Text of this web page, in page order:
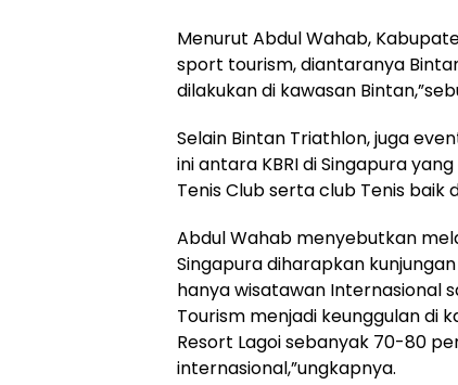
Menurut Abdul Wahab,
sport tourism, diantaranya
dilakukan di kawasan
Selain Bintan Triathlon, juga
ini antara KBRI di Singapura
Tenis Club serta club Tenis baik
Abdul Wahab menyebutkan
Singapura diharapkan
hanya wisatawan Internasional
Tourism menjadi keunggulan di
Resort Lagoi sebanyak 70-80
internasional,”ungkapnya.